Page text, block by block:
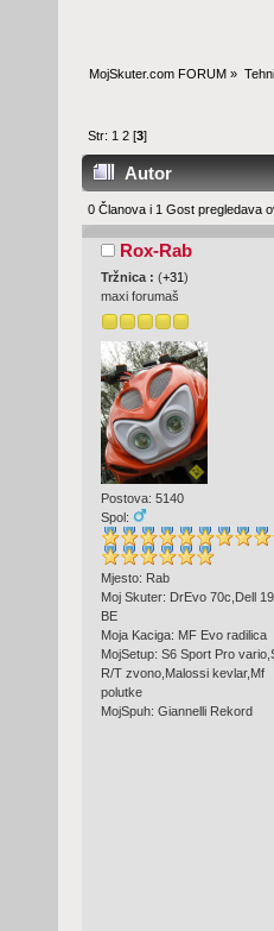
MojSkuter.com FORUM »
Str: 1 2 [3]
Autor
0 Članova i 1 Gost pregledava
Rox-Rab
Tržnica : (+31 )
maxi forumaš
Postova: 5140
Spol:
Mjesto: Rab
Moj Skuter: DrEvo 70c,Dell 19
BE
Moja Kaciga: MF Evo radilica
MojSetup: S6 Sport Pro
R/T zvono,Malossi kevlar,Mf
polutke
MojSpuh: Giannelli Rekord